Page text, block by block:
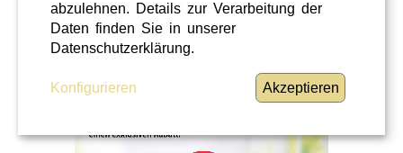
Hörcafe
abzulehnen. Details zur Verarbeitung der
Daten finden Sie in unserer
Datenschutzerklärung.
Konfigurieren Akzeptieren